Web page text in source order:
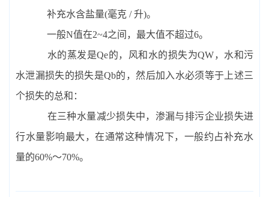
补充水含盐量(毫克 / 升)。
一般N值在2~4之间，最大值不超过6。
水的蒸发是Qe的，风和水的损失为QW，水和污
水泄漏损失的损失是Qb的，然后加入水必须等于上述三
个损失的总和：
在三种水量减少损失中，渗漏与排污企业损失进
行水量影响最大，在通常这种情况下，一般约占补充水
量的60%～70%。